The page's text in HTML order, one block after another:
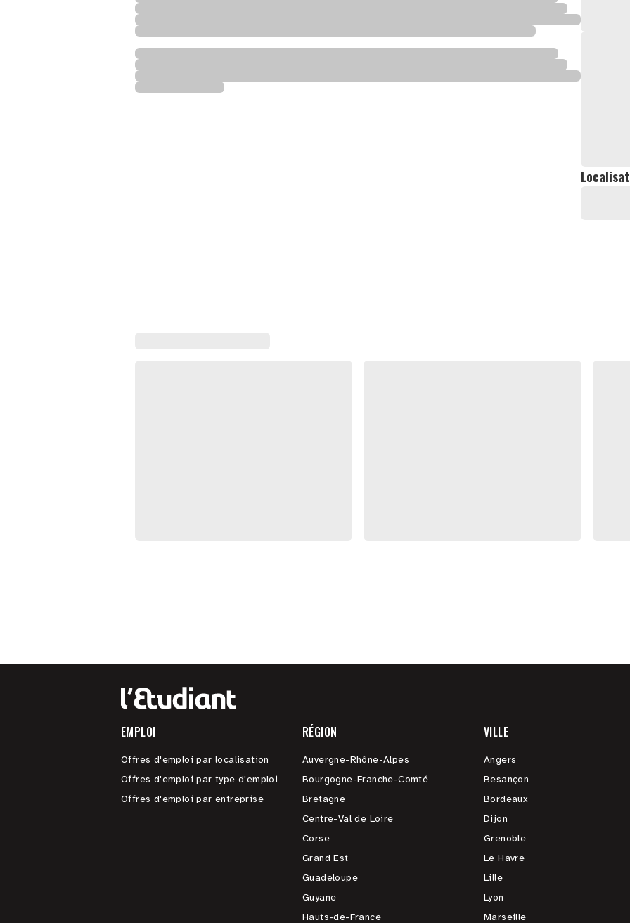
EMPLOI
Offres d'emploi par localisation
Offres d'emploi par type d'emploi
Offres d'emploi par entreprise
RÉGION
Auvergne-Rhône-Alpes
Bourgogne-Franche-Comté
Bretagne
Centre-Val de Loire
Corse
Grand Est
Guadeloupe
Guyane
Hauts-de-France
VILLE
Angers
Besançon
Bordeaux
Dijon
Grenoble
Le Havre
Lille
Lyon
Marseille